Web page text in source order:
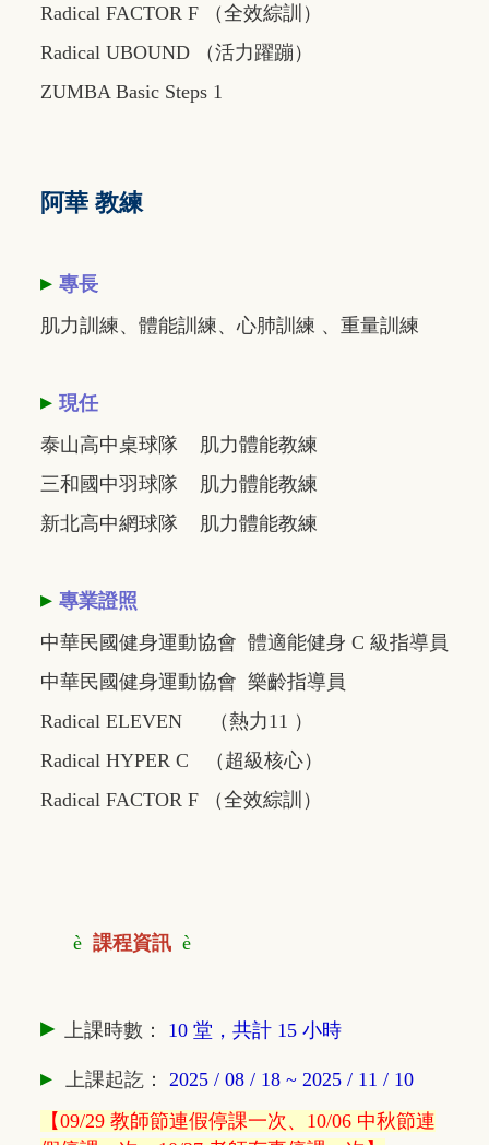
Radical FACTOR F （全效綜訓）
Radical UBOUND （活力躍蹦）
ZUMBA Basic Steps 1
阿華 教練
▸ 專長
肌力訓練、體能訓練、心肺訓練 、重量訓練
▸ 現任
泰山高中桌球隊 肌力體能教練
三和國中羽球隊 肌力體能教練
新北高中網球隊 肌力體能教練
▸ 專業證照
中華民國健身運動協會 體適能健身 C 級指導員
中華民國健身運動協會 樂齡指導員
Radical ELEVEN （熱力11 ）
Radical HYPER C （超級核心）
Radical FACTOR F （全效綜訓）
è 課程資訊 è
▸ 上課時數： 10 堂，共計 15 小時
▸ 上課起訖 ：
2025 / 08 / 18 ~ 2025 / 11 / 10
【09/29 教師節連假停課一次、10/06 中秋節連